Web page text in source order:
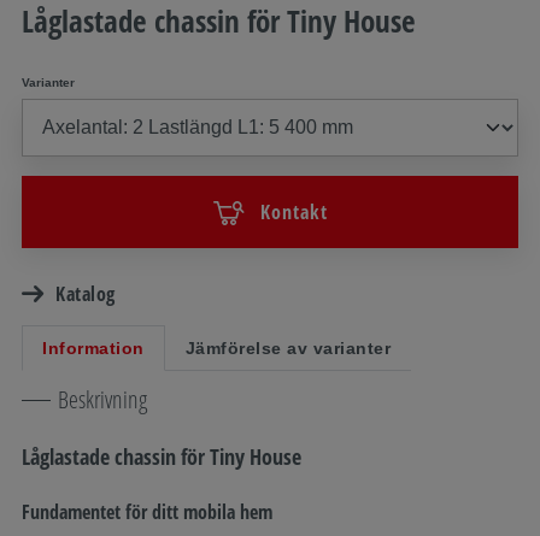
Låglastade chassin för Tiny House
Varianter
Kontakt
Katalog
Information Jämförelse av varianter
Beskrivning
Låglastade chassin för Tiny House
Fundamentet för ditt mobila hem